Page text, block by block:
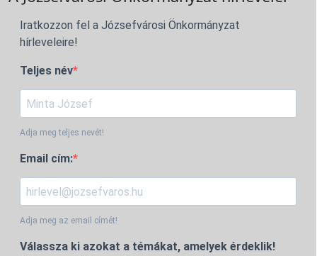
Iratkozzon fel a Józsefvárosi Önkormányzat
hírleveleire!
Teljes név
Adja meg teljes nevét!
Email cím:
Adja meg az email címét!
Válassza ki azokat a témákat, amelyek érdeklik!